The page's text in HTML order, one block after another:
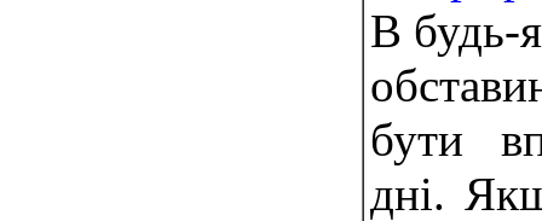
В будь-
бути
дні.